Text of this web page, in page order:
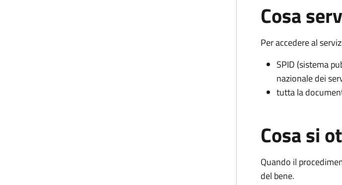
Cosa
Per accedere al
SPID (sistema
nazionale dei
tutta la
Cosa si
Quando il
del bene.